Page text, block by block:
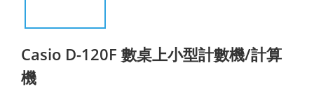
Casio D-120F 數桌上小型計數機/計算
機